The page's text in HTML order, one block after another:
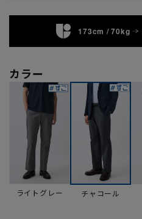
173cm / 70kg
カラー
ライトグレー チャコール